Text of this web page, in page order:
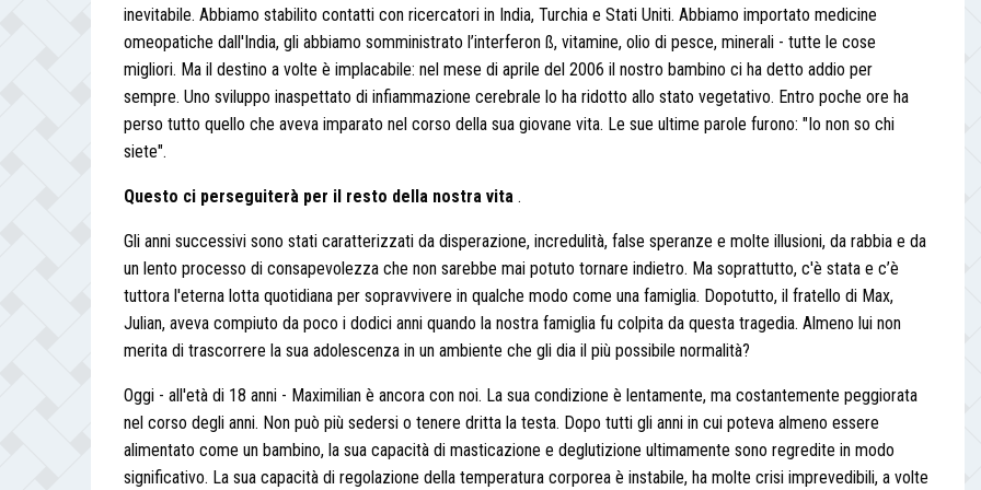
inevitabile. Abbiamo stabilito contatti con ricercatori in India, Turchia e Stati Uniti. Abbiamo importato medicine
omeopatiche dall'India, gli abbiamo somministrato l’interferon ß, vitamine, olio di pesce, minerali - tutte le cose
migliori. Ma il destino a volte è implacabile: nel mese di aprile del 2006 il nostro bambino ci ha detto addio per
sempre. Uno sviluppo inaspettato di infiammazione cerebrale lo ha ridotto allo stato vegetativo. Entro poche ore ha
perso tutto quello che aveva imparato nel corso della sua giovane vita. Le sue ultime parole furono: "Io non so chi
siete".
Questo ci perseguiterà per il resto della nostra vita .
Gli anni successivi sono stati caratterizzati da disperazione, incredulità, false speranze e molte illusioni, da rabbia e da
un lento processo di consapevolezza che non sarebbe mai potuto tornare indietro. Ma soprattutto, c'è stata e c’è
tuttora l'eterna lotta quotidiana per sopravvivere in qualche modo come una famiglia. Dopotutto, il fratello di Max,
Julian, aveva compiuto da poco i dodici anni quando la nostra famiglia fu colpita da questa tragedia. Almeno lui non
merita di trascorrere la sua adolescenza in un ambiente che gli dia il più possibile normalità?
Oggi - all'età di 18 anni - Maximilian è ancora con noi. La sua condizione è lentamente, ma costantemente peggiorata
nel corso degli anni. Non può più sedersi o tenere dritta la testa. Dopo tutti gli anni in cui poteva almeno essere
alimentato come un bambino, la sua capacità di masticazione e deglutizione ultimamente sono regredite in modo
significativo. La sua capacità di regolazione della temperatura corporea è instabile, ha molte crisi imprevedibili, a volte